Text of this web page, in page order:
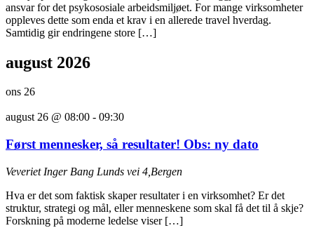
ansvar for det psykososiale arbeidsmiljøet. For mange virksomheter
oppleves dette som enda et krav i en allerede travel hverdag.
Samtidig gir endringene store […]
august 2026
ons 26
august 26 @ 08:00 - 09:30
Først mennesker, så resultater! Obs: ny dato
Veveriet Inger Bang Lunds vei 4,Bergen
Hva er det som faktisk skaper resultater i en virksomhet? Er det
struktur, strategi og mål, eller menneskene som skal få det til å skje?
Forskning på moderne ledelse viser […]